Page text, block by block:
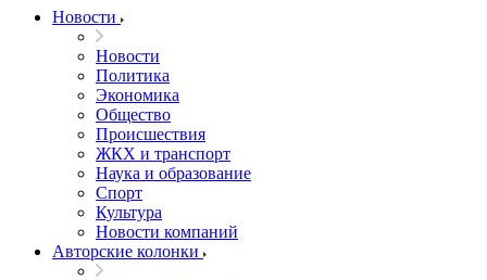
Новости
Новости
Политика
Экономика
Общество
Происшествия
ЖКХ и транспорт
Наука и образование
Спорт
Культура
Новости компаний
Авторские колонки